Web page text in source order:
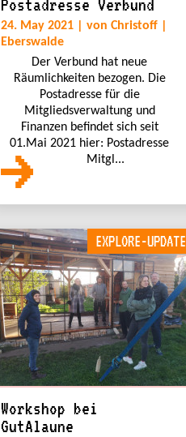
Postadresse Verbund
24. May 2021 | von Christoff |
Eberswalde
Der Verbund hat neue
Räumlichkeiten bezogen. Die
Postadresse für die
Mitgliedsverwaltung und
Finanzen befindet sich seit
01.Mai 2021 hier: Postadresse
Mitgl...
EXPLORE-UPDATE
Workshop bei
GutAlaune